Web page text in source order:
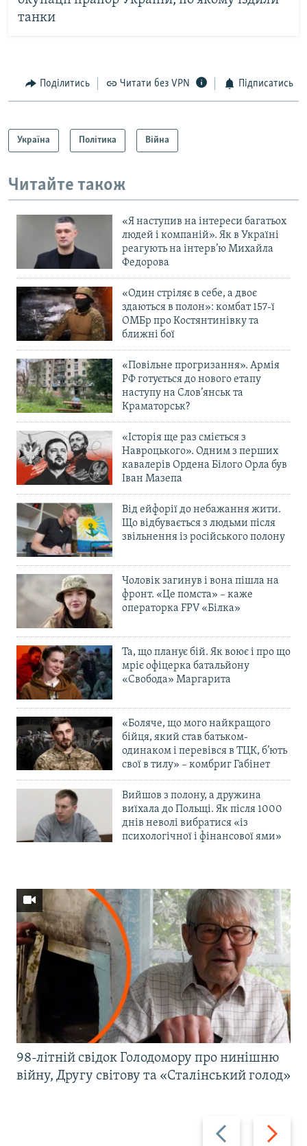
танки
Поділитись Читати без VPN Підписатись
Україна Політика Війна
Читайте також
«Я наступив на інтереси багатьох
людей і компаній». Як в Україні
реагують на інтерв’ю Михайла
Федорова
«Один стріляє в себе, а двоє
здаються в полон»: комбат 157-ї
ОМБр про Костянтинівку та
ближні бої
«Повільне прогризання». Армія
РФ готується до нового етапу
наступу на Слов’янськ та
Краматорськ?
«Історія ще раз сміється з
Навроцького». Одним з перших
кавалерів Ордена Білого Орла був
Іван Мазепа
Від ейфорії до небажання жити.
Що відбувається з людьми після
звільнення із російського полону
Чоловік загинув і вона пішла на
фронт. «Це помста» – каже
операторка FPV «Білка»
Та, що планує бій. Як воює і про що
мріє офіцерка батальйону
«Свобода» Маргарита
«Боляче, що мого найкращого
бійця, який став батьком-
одинаком і перевівся в ТЦК, б’ють
свої в тилу» – комбриг Габінет
Вийшов з полону, а дружина
виїхала до Польщі. Як після 1000
днів неволі вибратися «із
психологічної і фінансової ями»
Назад Вперед
98-літній свідок Голодомору про нинішню
війну, Другу світову та «Сталінський голод»